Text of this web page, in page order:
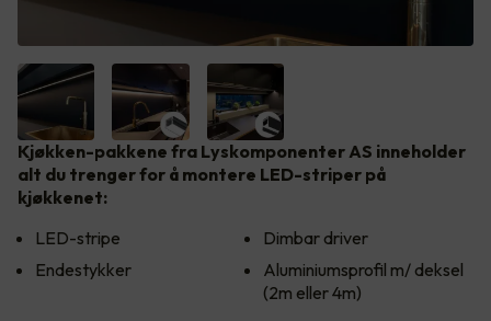
Kjøkken-pakkene fra Lyskomponenter AS inneholder
alt du trenger for å montere LED-striper på
kjøkkenet:
LED-stripe
Endestykker
Dimbar driver
Aluminiumsprofil m/ deksel
(2m eller 4m)